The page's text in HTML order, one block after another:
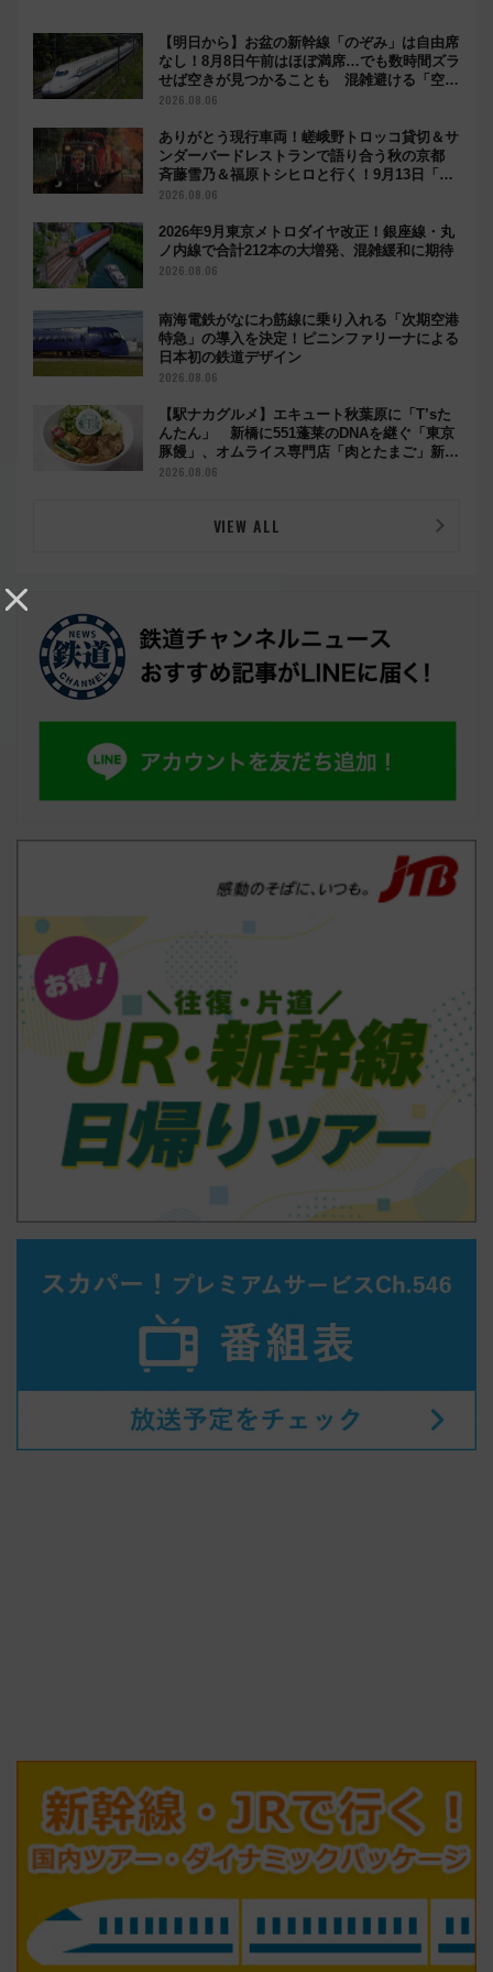
【明日から】お盆の新幹線「のぞみ」は自由席
なし！8月8日午前はほぼ満席…でも数時間ズラ
せば空きが見つかることも 混雑避ける「空
席」探しのコツ
2026.08.06
ありがとう現行車両！嵯峨野トロッコ貸切＆サ
ンダーバードレストランで語り合う秋の京都
斉藤雪乃＆福原トシヒロと行く！9月13日「京
都の鉄道満喫ツアー」開催
2026.08.06
2026年9月東京メトロダイヤ改正！銀座線・丸
ノ内線で合計212本の大増発、混雑緩和に期待
2026.08.06
南海電鉄がなにわ筋線に乗り入れる「次期空港
特急」の導入を決定！ピニンファリーナによる
日本初の鉄道デザイン
2026.08.06
【駅ナカグルメ】エキュート秋葉原に「T’sた
んたん」 新橋に551蓬莱のDNAを継ぐ「東京
豚饅」、オムライス専門店「肉とたまご」新グ
ルメ続々登場！【2026年8月】
2026.08.06
VIEW ALL